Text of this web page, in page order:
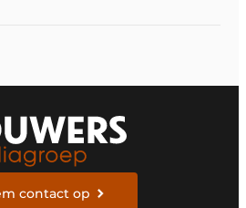
contact op